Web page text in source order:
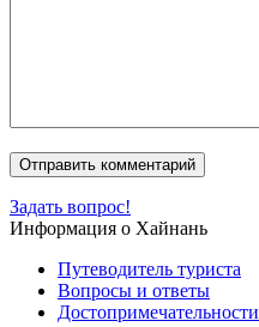
Задать вопрос!
Информация о Хайнань
Путеводитель туриста
Вопросы и ответы
Достопримечательности